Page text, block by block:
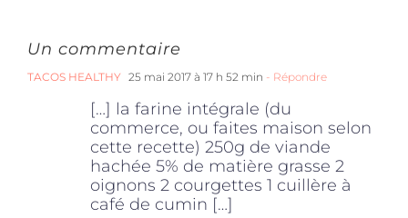
Un commentaire
TACOS HEALTHY 25 mai 2017 à 17 h 52 min - Répondre
[…] la farine intégrale (du
commerce, ou faites maison selon
cette recette) 250g de viande
hachée 5% de matière grasse 2
oignons 2 courgettes 1 cuillère à
café de cumin […]